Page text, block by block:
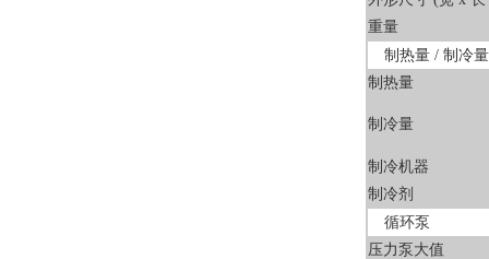
重量
制热量 / 制冷量
制热量
制冷量
制冷机器
制冷剂
循环泵
压力泵大值